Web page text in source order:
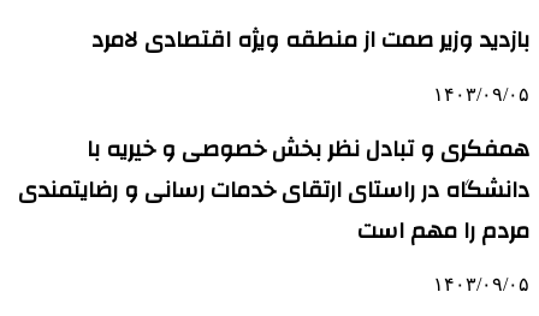
بازدید وزیر صمت از منطقه ویژه اقتصادی لامرد
۱۴۰۳/۰۹/۰۵
همفکری و تبادل نظر بخش خصوصی و خیریه با
دانشگاه در راستای ارتقای خدمات رسانی و رضایتمندی
مردم را مهم است
۱۴۰۳/۰۹/۰۵